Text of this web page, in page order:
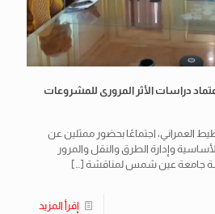
دراسات الأثر المرورى للمشروعات
العمراني، اجتماعًا بحضور ممثلين عن
وإدارة الطرق والنقل والمرور
جامعة عين شمس لمناقشة […]
إقرأ المزيد